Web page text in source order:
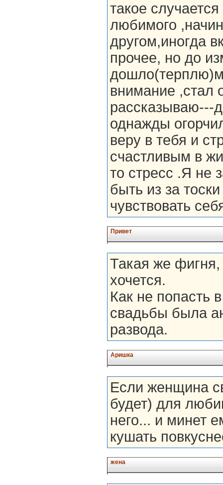
такое
любимого
другом,иногда
прочее, но до
внимание ,стал
рассказываю---
однажды
веру в тебя и
счастливым в
то стресс .Я не
быть из за
чувствовать
Привет
Такая же фигня,
хочется.
Как не попасть
свадьбы была
развода.
Аришка
Если женщина
будет) для
него... и минет
кушать
жена